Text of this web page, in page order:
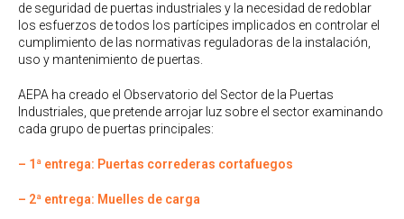
de seguridad de puertas industriales y la necesidad de redoblar
los esfuerzos de todos los partícipes implicados en controlar el
cumplimiento de las normativas reguladoras de la instalación,
uso y mantenimiento de puertas.
AEPA ha creado el Observatorio del Sector de la Puertas
Industriales, que pretende arrojar luz sobre el sector examinando
cada grupo de puertas principales:
– 1ª entrega: Puertas correderas cortafuegos
– 2ª entrega: Muelles de carga